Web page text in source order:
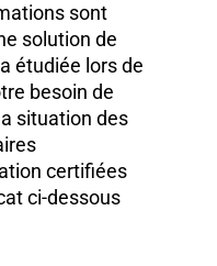
sont
solution de
étudiée lors de
besoin de
situation des
certifiées
ci-dessous